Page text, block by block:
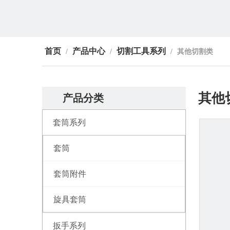
首页 / 产品中心 / 切割工具系列 / 其他切割类
产品分类
套筒系列
套筒
套筒附件
旋具套筒
扳手系列
其他